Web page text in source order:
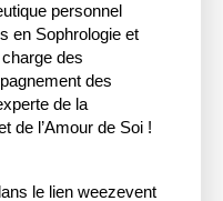
personnel
en Sophrologie et
des
des
de la
de l’Amour de Soi !
le lien weezevent